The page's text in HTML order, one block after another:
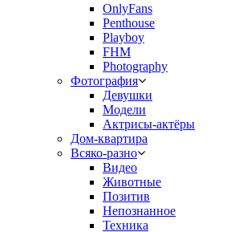
OnlyFans
Penthouse
Playboy
FHM
Photography
Фотография
Девушки
Модели
Актрисы-актёры
Дом-квартира
Всяко-разно
Видео
Животные
Позитив
Непознанное
Техника